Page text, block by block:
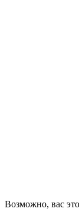
Возможно, вас